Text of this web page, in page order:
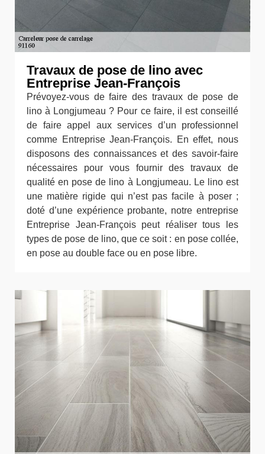
Travaux de pose de lino avec
Entreprise Jean-François
Prévoyez-vous de faire des travaux de pose de
lino à Longjumeau ? Pour ce faire, il est conseillé
de faire appel aux services d’un professionnel
comme Entreprise Jean-François. En effet, nous
disposons des connaissances et des savoir-faire
nécessaires pour vous fournir des travaux de
qualité en pose de lino à Longjumeau. Le lino est
une matière rigide qui n’est pas facile à poser ;
doté d’une expérience probante, notre entreprise
Entreprise Jean-François peut réaliser tous les
types de pose de lino, que ce soit : en pose collée,
en pose au double face ou en pose libre.